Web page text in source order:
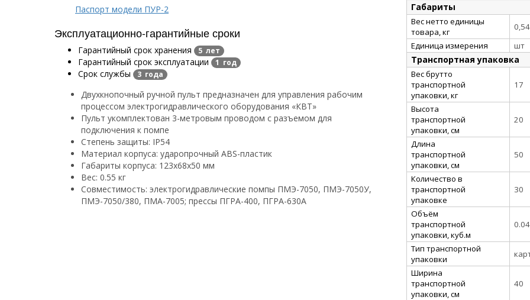
Паспорт модели ПУР-2
Эксплуатационно-гарантийные сроки
Гарантийный срок хранения 5 лет
Гарантийный срок эксплуатации 1 год
Срок службы 3 года
Двухкнопочный ручной пульт предназначен для управления рабочим
процессом электрогидравлического оборудования «КВТ»
Пульт укомплектован 3-метровым проводом с разъемом для
подключения к помпе
Степень защиты: IP54
Материал корпуса: ударопрочный ABS-пластик
Габариты корпуса: 123х68х50 мм
Вес: 0.55 кг
Совместимость: электрогидравлические помпы ПМЭ-7050, ПМЭ-7050У,
ПМЭ-7050/380, ПМА-7005; прессы ПГРА-400, ПГРА-630А
Габариты
Вес нетто единицы
товара, кг
0,54
Единица измерения
шт
Транспортная упаковка
Вес брутто
транспортной
упаковки, кг
17
Высота
транспортной
упаковки, см
20
Длина
транспортной
упаковки, см
50
Количество в
транспортной
упаковке
30
Объём
транспортной
упаковки, куб.м
0.04
Тип транспортной
упаковки
Ширина
транспортной
упаковки, см
40